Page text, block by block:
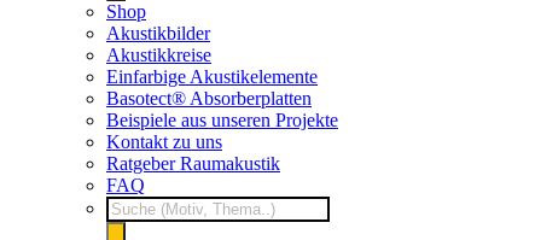
Shop
Akustikbilder
Akustikkreise
Einfarbige Akustikelemente
Basotect® Absorberplatten
Beispiele aus unseren Projekte
Kontakt zu uns
Ratgeber Raumakustik
FAQ
Products
search